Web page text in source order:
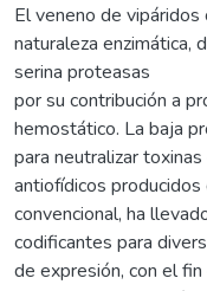
El veneno de
naturaleza enzimática,
serina proteasas
por su contribución a
hemostático. La baja
para neutralizar
antiofí­dicos producidos
convencional, ha
codificantes para
de expresión, con el